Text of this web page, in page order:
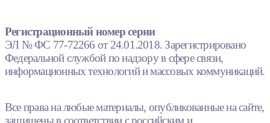
Регистрационный номер серии
ЭЛ № ФС 77-72266 от 24.01.2018. Зарегистрировано
Федеральной службой по надзору в сфере связи,
информационных технологий и массовых коммуникаций.
Все права на любые материалы, опубликованные на сайте,